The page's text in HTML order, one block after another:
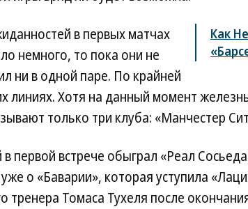
Как
в первых матчах
немного, то пока они не
ни в одной паре. По крайней
линиях. Хотя на данный момент
только три клуба: «Манчестер
встрече обыграл «Реал
о «Баварии», которая уступила
тренера Томаса Тухеля после